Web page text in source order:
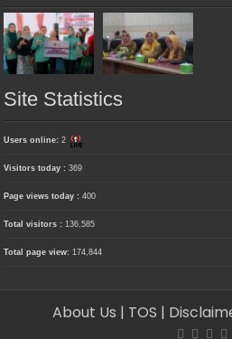
Site Statistics
Users online:2
Visitors today :369
Page views today :400
Total visitors :136,585
Total page view:174,844
About Us | TOS |